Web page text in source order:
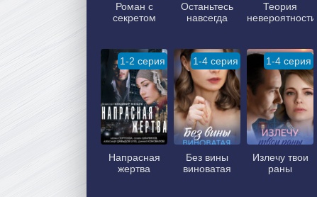
Роман с
секретом
Останьтесь
навсегда
Теория
невероятности
1-2 серия
Напрасная
жертва
1-4 серия
Без вины
виноватая
1-4 серия
Излечу твои
раны